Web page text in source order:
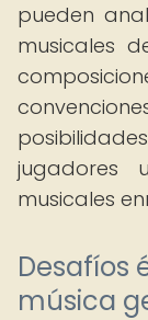
pueden
musicales
jugadores
musicales
Desafíos
música